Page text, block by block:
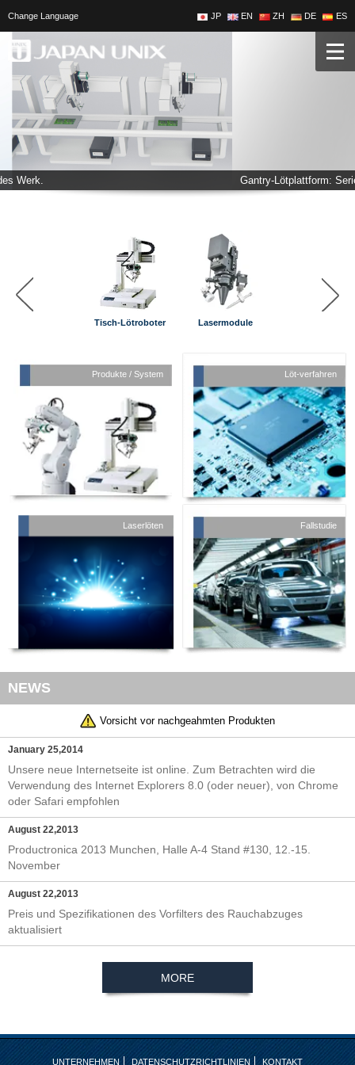
Change Language JP EN ZH DE ES
Gantry-Lötplattform: Serie GF
Tisch-Lötroboter Lasermodule
Produkte / System Löt-verfahren
Laserlöten Fallstudie
NEWS
Vorsicht vor nachgeahmten Produkten
January 25,2014
Unsere neue Internetseite ist online. Zum Betrachten wird die
Verwendung des Internet Explorers 8.0 (oder neuer), von Chrome
oder Safari empfohlen
August 22,2013
Productronica 2013 Munchen, Halle A-4 Stand #130, 12.-15.
November
August 22,2013
Preis und Spezifikationen des Vorfilters des Rauchabzuges
aktualisiert
MORE
UNTERNEHMEN DATENSCHUTZRICHTLINIEN KONTAKT